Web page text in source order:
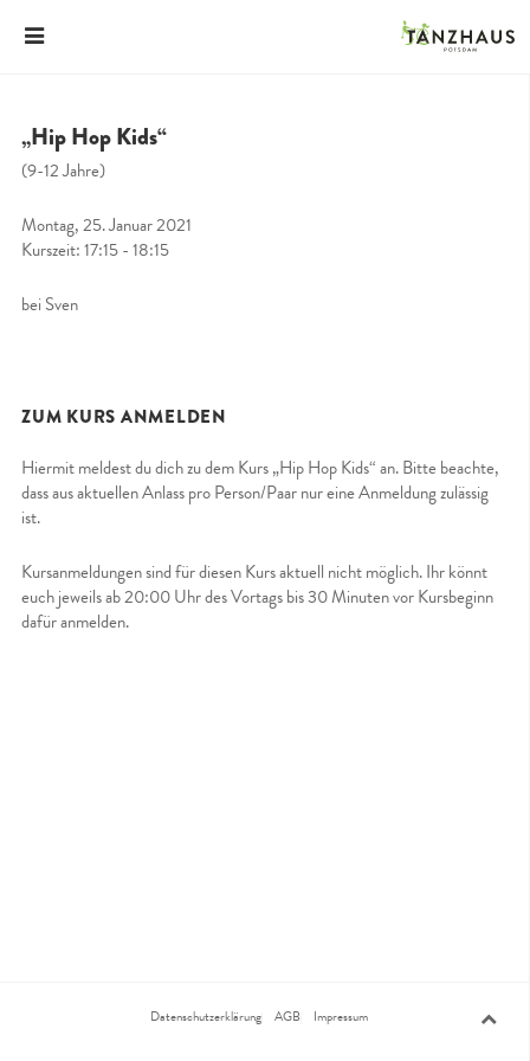
„Hip Hop Kids“
(9-12 Jahre)
Montag, 25. Januar 2021
Kurszeit: 17:15 - 18:15
bei Sven
ZUM KURS ANMELDEN
Hiermit meldest du dich zu dem Kurs „Hip Hop Kids“ an. Bitte beachte,
dass aus aktuellen Anlass pro Person/Paar nur eine Anmeldung zulässig
ist.
Kursanmeldungen sind für diesen Kurs aktuell nicht möglich. Ihr könnt
euch jeweils ab 20:00 Uhr des Vortags bis 30 Minuten vor Kursbeginn
dafür anmelden.
Datenschutzerklärung AGB Impressum